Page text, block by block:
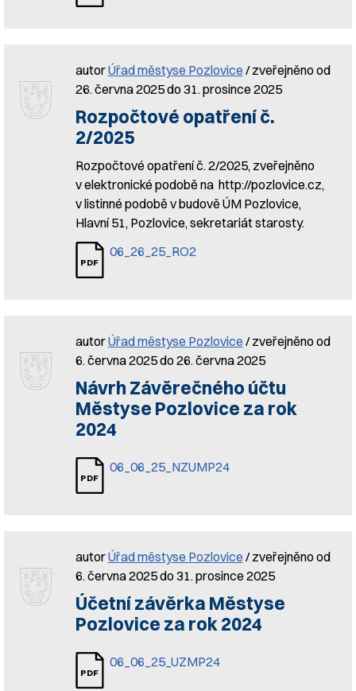
autorÚřad městyse Pozlovice / zveřejněno od
26. června 2025 do 31. prosince 2025
Rozpočtové opatření č.
2/2025
Rozpočtové opatření č. 2/2025, zveřejněno
v elektronické podobě na http://pozlovice.cz,
v listinné podobě v budově ÚM Pozlovice,
Hlavní 51, Pozlovice, sekretariát starosty.
06_26_25_RO2
autorÚřad městyse Pozlovice / zveřejněno od
6. června 2025 do 26. června 2025
Návrh Závěrečného účtu
Městyse Pozlovice za rok
2024
06_06_25_NZUMP24
autorÚřad městyse Pozlovice / zveřejněno od
6. června 2025 do 31. prosince 2025
Účetní závěrka Městyse
Pozlovice za rok 2024
06_06_25_UZMP24